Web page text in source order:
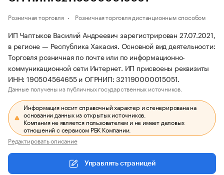
Розничная торговля Розничная торговля дистанционным способом
ИП Чаптыков Василий Андреевич зарегистрирован 27.07.2021,
в регионе — Республика Хакасия. Основной вид деятельности:
Торговля розничная по почте или по информационно-
коммуникационной сети Интернет. ИП присвоены реквизиты
ИНН: 190504564655 и ОГРНИП: 321190000015051.
Данные получены из публичных государственных источников.
Информация носит справочный характер и сгенерирована на
основании данных из открытых источников.
Компания не является пользователем и не имеет деловых
отношений с сервисом РБК Компании.
Редактировать описание
Управлять страницей